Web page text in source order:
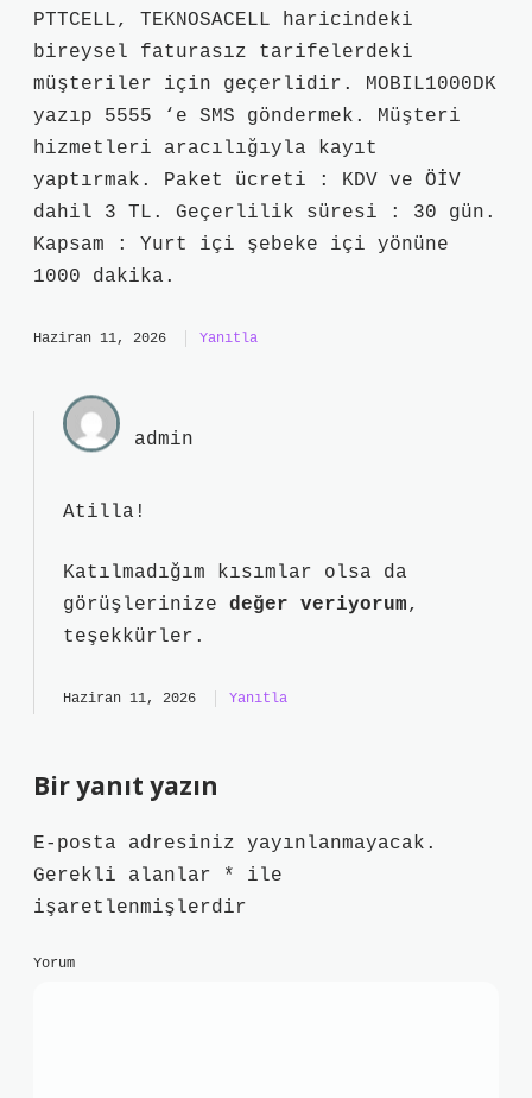
PTTCELL, TEKNOSACELL haricindeki
bireysel faturasız tarifelerdeki
müşteriler için geçerlidir. MOBIL1000DK
yazıp 5555 ‘e SMS göndermek. Müşteri
hizmetleri aracılığıyla kayıt
yaptırmak. Paket ücreti : KDV ve ÖİV
dahil 3 TL. Geçerlilik süresi : 30 gün.
Kapsam : Yurt içi şebeke içi yönüne
1000 dakika.
Haziran 11, 2026 Yanıtla
admin
Atilla!
Katılmadığım kısımlar olsa da
görüşlerinize değer veriyorum,
teşekkürler.
Haziran 11, 2026 Yanıtla
Bir yanıt yazın
E-posta adresiniz yayınlanmayacak.
Gerekli alanlar
*
ile
işaretlenmişlerdir
Yorum